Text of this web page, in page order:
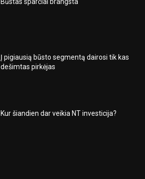
Į pigiausią būsto segmentą dairosi tik kas
dešimtas pirkėjas
Kur šiandien dar veikia NT investicija?